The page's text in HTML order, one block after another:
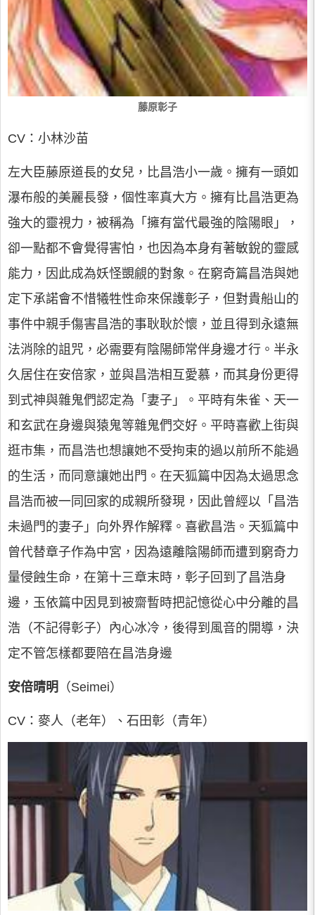
藤原彰子
CV：小林沙苗
左大臣藤原道長的女兒，比昌浩小一歲。擁有一頭如
瀑布般的美麗長發，個性率真大方。擁有比昌浩更為
強大的靈視力，被稱為「擁有當代最強的陰陽眼」，
卻一點都不會覺得害怕，也因為本身有著敏銳的靈感
能力，因此成為妖怪覬覦的對象。在窮奇篇昌浩與她
定下承諾會不惜犧牲性命來保護彰子，但對貴船山的
事件中親手傷害昌浩的事耿耿於懷，並且得到永遠無
法消除的詛咒，必需要有陰陽師常伴身邊才行。半永
久居住在安倍家，並與昌浩相互愛慕，而其身份更得
到式神與雜鬼們認定為「妻子」。平時有朱雀、天一
和玄武在身邊與猿鬼等雜鬼們交好。平時喜歡上街與
逛市集，而昌浩也想讓她不受拘束的過以前所不能過
的生活，而同意讓她出門。在天狐篇中因為太過思念
昌浩而被一同回家的成親所發現，因此曾經以「昌浩
未過門的妻子」向外界作解釋。喜歡昌浩。天狐篇中
曾代替章子作為中宮，因為遠離陰陽師而遭到窮奇力
量侵蝕生命，在第十三章末時，彰子回到了昌浩身
邊，玉依篇中因見到被齋暫時把記憶從心中分離的昌
浩（不記得彰子）內心冰冷，後得到風音的開導，決
定不管怎樣都要陪在昌浩身邊
安倍晴明 （Seimei）
CV：麥人（老年）、石田彰（青年）